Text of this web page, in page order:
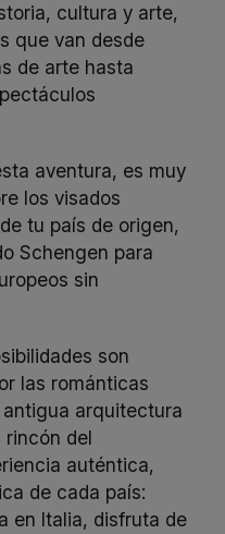
cultura y arte,
que van desde
de arte hasta
aventura, es muy
los visados
tu país de origen,
Schengen para
sin
son
las románticas
arquitectura
rincón del
auténtica,
de cada país:
en Italia, disfruta de